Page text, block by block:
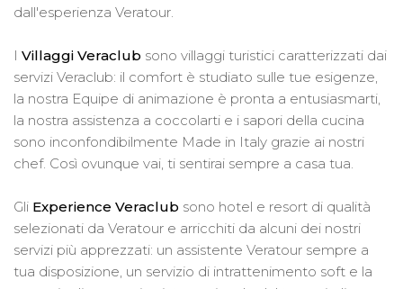
dall'esperienza Veratour.
I Villaggi Veraclub sono villaggi turistici caratterizzati dai
servizi Veraclub: il comfort è studiato sulle tue esigenze,
la nostra Equipe di animazione è pronta a entusiasmarti,
la nostra assistenza a coccolarti e i sapori della cucina
sono inconfondibilmente Made in Italy grazie ai nostri
chef. Così ovunque vai, ti sentirai sempre a casa tua.
Gli Experience Veraclub sono hotel e resort di qualità
selezionati da Veratour e arricchiti da alcuni dei nostri
servizi più apprezzati: un assistente Veratour sempre a
tua disposizione, un servizio di intrattenimento soft e la